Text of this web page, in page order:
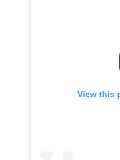
View this